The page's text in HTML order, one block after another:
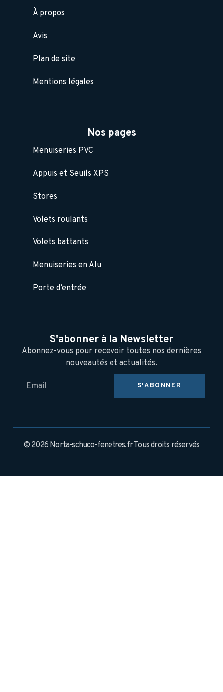
À propos
Avis
Plan de site
Mentions légales
Nos pages
Menuiseries PVC
Appuis et Seuils XPS
Stores
Volets roulants
Volets battants
Menuiseries en Alu
Porte d’entrée
S'abonner à la Newsletter
Abonnez-vous pour recevoir toutes nos dernières
nouveautés et actualités.
S'ABONNER
© 2026 Norta-schuco-fenetres.fr Tous droits réservés